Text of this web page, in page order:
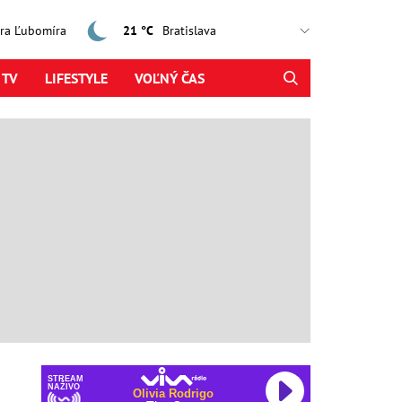
Ľubomíra 21 °C
LIFESTYLE VOĽNÝ ČAS
STREAM
NAŽIVO
Olivia Rodrigo